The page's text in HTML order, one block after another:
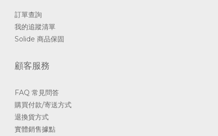
訂單查詢
我的追蹤清單
Solide 商品保固
顧客服務
FAQ 常見問答
購買付款/寄送方式
退換貨方式
實體銷售據點